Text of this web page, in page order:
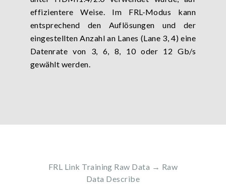
effizientere Weise. Im FRL-Modus kann
entsprechend den Auflösungen und der
eingestellten Anzahl an Lanes (Lane 3, 4) eine
Datenrate von 3, 6, 8, 10 oder 12 Gb/s
gewählt werden.
FRL Link Training Raw Data → Raw
Data Describe